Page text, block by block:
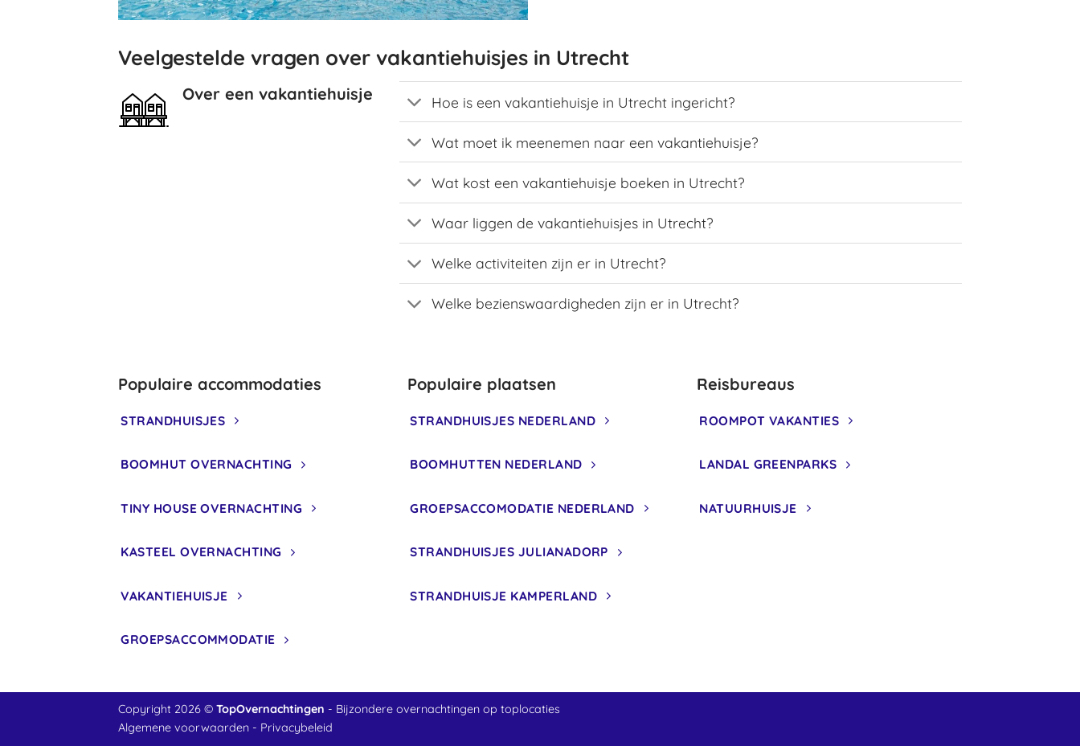
Veelgestelde vragen over vakantiehuisjes in Utrecht
Over een vakantiehuisje Hoe is een vakantiehuisje in Utrecht ingericht?
Wat moet ik meenemen naar een vakantiehuisje?
Wat kost een vakantiehuisje boeken in Utrecht?
Waar liggen de vakantiehuisjes in Utrecht?
Welke activiteiten zijn er in Utrecht?
Welke bezienswaardigheden zijn er in Utrecht?
Populaire accommodaties
STRANDHUISJES
BOOMHUT OVERNACHTING
TINY HOUSE OVERNACHTING
KASTEEL OVERNACHTING
VAKANTIEHUISJE
GROEPSACCOMMODATIE
Populaire plaatsen
STRANDHUISJES NEDERLAND
BOOMHUTTEN NEDERLAND
GROEPSACCOMODATIE NEDERLAND
STRANDHUISJES JULIANADORP
STRANDHUISJE KAMPERLAND
Reisbureaus
ROOMPOT VAKANTIES
LANDAL GREENPARKS
NATUURHUISJE
Copyright 2026 © TopOvernachtingen - Bijzondere overnachtingen op toplocaties
Algemene voorwaarden - Privacybeleid